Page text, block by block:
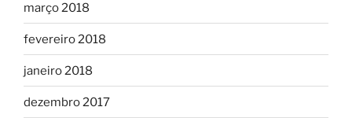
março 2018
fevereiro 2018
janeiro 2018
dezembro 2017